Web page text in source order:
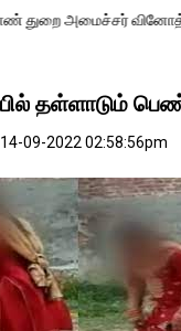
வினோத் வாசித்து
தள்ளாடும்
09-2022 02:58:56pm